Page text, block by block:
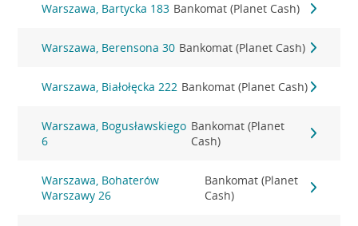
Warszawa, Bartycka 183 Bankomat (Planet Cash)
Warszawa, Berensona 30 Bankomat (Planet Cash)
Warszawa, Białołęcka 222 Bankomat (Planet Cash)
Warszawa, Bogusławskiego
6
Bankomat (Planet
Cash)
Warszawa, Bohaterów
Warszawy 26
Bankomat (Planet
Cash)